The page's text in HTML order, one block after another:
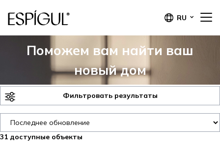
RU
Поможем вам найти ваш
новый дом
Фильтровать результаты
31 доступные объекты
325.000 €